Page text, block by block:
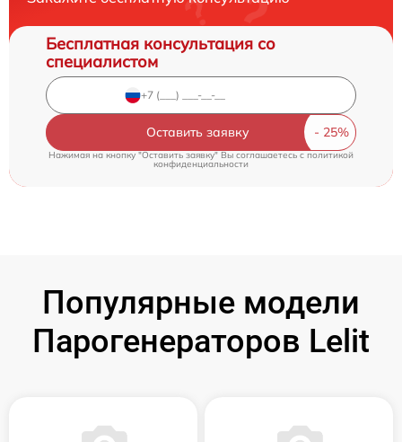
Бесплатная консультация со
специалистом
Оставить заявку
Нажимая на кнопку "Оставить заявку" Вы соглашаетесь cполитикой
конфиденциальности
Популярные модели
Парогенераторов Lelit